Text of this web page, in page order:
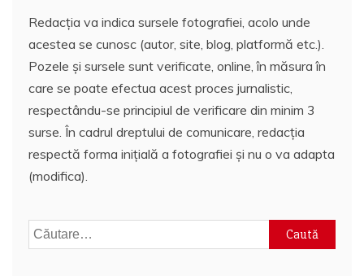
Redacția va indica sursele fotografiei, acolo unde
acestea se cunosc (autor, site, blog, platformă etc.).
Pozele și sursele sunt verificate, online, în măsura în
care se poate efectua acest proces jurnalistic,
respectându-se principiul de verificare din minim 3
surse. În cadrul dreptului de comunicare, redacția
respectă forma inițială a fotografiei și nu o va adapta
(modifica).
Caută
după: